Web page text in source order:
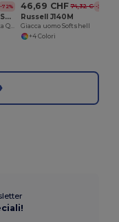
-72%
Fruit of the Loom SS048
T-shirt Uomo Cotone Alta Qualità
46,69 CHF 74,32 CHF-37%
Russell J140M
Giacca uomo Softshell
+4 Colori